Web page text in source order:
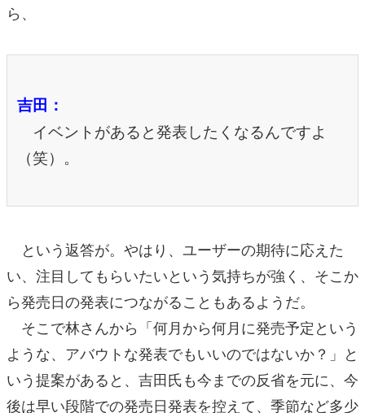
ら、
吉田：
イベントがあると発表したくなるんですよ
（笑）。
という返答が。やはり、ユーザーの期待に応えた
い、注目してもらいたいという気持ちが強く、そこか
ら発売日の発表につながることもあるようだ。
そこで林さんから「何月から何月に発売予定という
ような、アバウトな発表でもいいのではないか？」と
いう提案があると、吉田氏も今までの反省を元に、今
後は早い段階での発売日発表を控えて、季節など多少